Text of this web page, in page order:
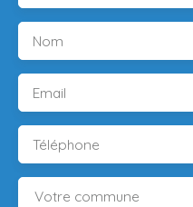
Nom
Email
Téléphone
Votre commune